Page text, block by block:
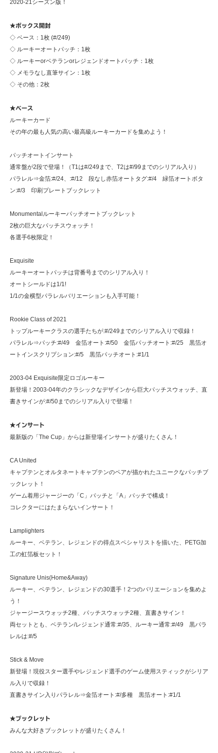
2020-21シーズン版！
★ボックス開封
◇ ベース：1枚 (#/249)
◇ ルーキーオートパッチ：1枚
◇ ルーキーorベテランorレジェンドオートパッチ：1枚
◇ メモラなし直筆サイン：1枚
◇ その他：2枚
★ベース
ルーキーカード
その年の最も人気の高い最高級ルーキーカードを集めよう！
パッチオートインサート
通常盤が2段で登場！（T1は#/249まで、T2は#/99までのシリアル入り）
パラレル⇒金箔:#/24、:#/12 段なし赤箔オートタグ:#/4 緑箔オートボタ
ン:#/3 印刷プレートブックレット
Monumentalルーキーパッチオートブックレット
2枚の巨大なパッチスウォッチ！
各選手6枚限定！
Exquisite
ルーキーオートパッチは背番号までのシリアル入り！
オートシールドは1/1!
1/1の金横型パラレルバリエーションも入手可能！
Rookie Class of 2021
トップルーキークラスの選手たちが:#/249までのシリアル入りで収録！
パラレル⇒パッチ:#/49 金箔オート:#/50 金箔パッチオート:#/25 黒箔オ
ートインスクリプション:#/5 黒箔パッチオート:#1/1
2003-04 Exquisite限定ロゴルーキー
新登場！2003-04年のクラシックなデザインから巨大パッチスウォッチ、直
書きサインが:#/50までのシリアル入りで登場！
★インサート
最新版の「The Cup」からは新登場インサートが盛りたくさん！
CA United
キャプテンとオルタネートキャプテンのペアが描かれたユニークなパッチブ
ックレット！
ゲーム着用ジャージーの「C」パッチと「A」パッチで構成！
コレクターにはたまらないインサート！
Lamplighters
ルーキー、ベテラン、レジェンドの得点スペシャリストを描いた、PETG加
工の虹箔板セット！
Signature Unis(Home&Away)
ルーキー、ベテラン、レジェンドの30選手！2つのバリエーションを集めよ
う！
ジャージースウォッチ2種、パッチスウォッチ2種、直書きサイン！
両セットとも、ベテラン/レジェンド通常:#/35、ルーキー通常:#/49 黒パラ
レルは:#/5
Stick & Move
新登場！現役スター選手やレジェンド選手のゲーム使用スティックがシリア
ル入りで収録！
直書きサイン入りパラレル⇒金箔オート:#/多種 黒箔オート:#1/1
★ブックレット
みんな大好きブックレットが盛りたくさん！